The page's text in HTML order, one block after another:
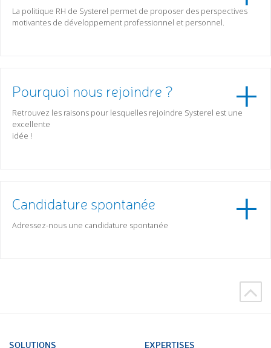
La politique RH de Systerel permet de proposer des perspectives
motivantes de développement professionnel et personnel.
Pourquoi nous rejoindre ?
Retrouvez les raisons pour lesquelles rejoindre Systerel est une
excellente
idée !
Candidature spontanée
Adressez-nous une candidature spontanée
SOLUTIONS EXPERTISES